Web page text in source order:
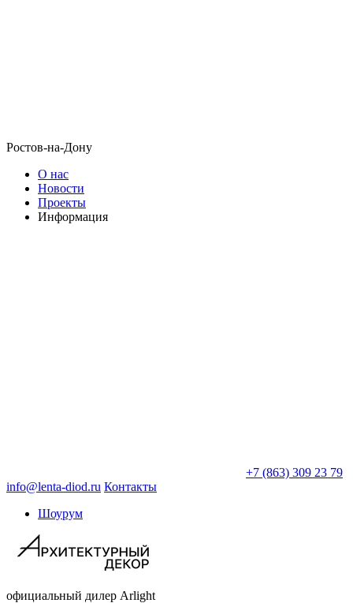
Ростов-на-Дону
О нас
Новости
Проекты
Информация
+7 (863) 309 23 79
info@lenta-diod.ru Контакты
Шоурум
официальный дилер Arlight